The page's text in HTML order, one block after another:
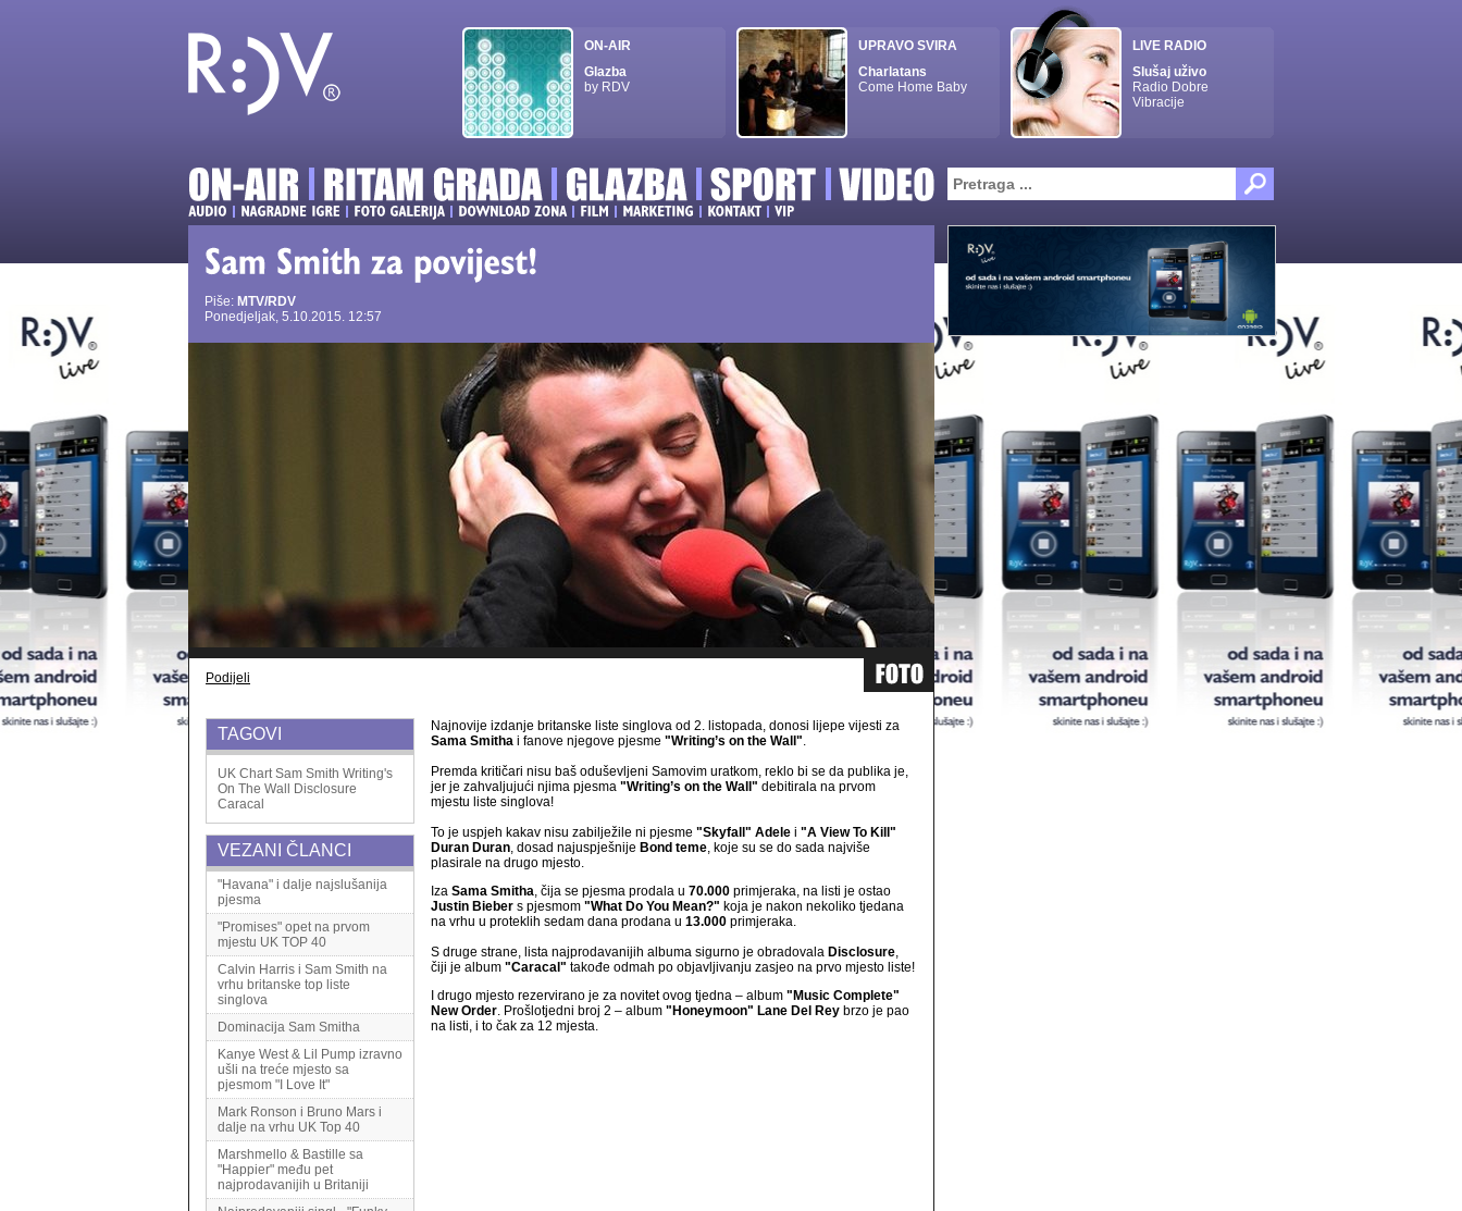
ON-AIR
Glazba
by RDV
UPRAVO SVIRA
Charlatans
Come Home Baby
LIVE RADIO
Slušaj uživo
Radio Dobre
Vibracije
Piše: MTV/RDV
Ponedjeljak, 5.10.2015. 12:57
Podijeli
TAGOVI
UK Chart Sam Smith Writing's
On The Wall
Disclosure
Caracal
VEZANI ČLANCI
"Havana" i dalje najslušanija
pjesma
"Promises" opet na prvom
mjestu UK TOP 40
Calvin Harris i Sam Smith na
vrhu britanske top liste
singlova
Dominacija Sam Smitha
Kanye West & Lil Pump izravno
ušli na treće mjesto sa
pjesmom "I Love It"
Mark Ronson i Bruno Mars i
dalje na vrhu UK Top 40
Marshmello & Bastille sa
"Happier" među pet
najprodavanijih u Britaniji
Najnovije izdanje britanske liste singlova od 2. listopada, donosi lijepe vijesti za
Sama Smitha i fanove njegove pjesme "Writing’s on the Wall".
Premda kritičari nisu baš oduševljeni Samovim uratkom, reklo bi se da publika je,
jer je zahvaljujući njima pjesma "Writing’s on the Wall" debitirala na prvom
mjestu liste singlova!
To je uspjeh kakav nisu zabilježile ni pjesme "Skyfall" Adele i "A View To Kill"
Duran Duran, dosad najuspješnije Bond teme, koje su se do sada najviše
plasirale na drugo mjesto.
Iza Sama Smitha, čija se pjesma prodala u 70.000 primjeraka, na listi je ostao
Justin Bieber s pjesmom "What Do You Mean?" koja je nakon nekoliko tjedana
na vrhu u proteklih sedam dana prodana u 13.000 primjeraka.
S druge strane, lista najprodavanijih albuma sigurno je obradovala Disclosure,
čiji je album "Caracal" takođe odmah po objavljivanju zasjeo na prvo mjesto liste!
I drugo mjesto rezervirano je za novitet ovog tjedna – album "Music Complete"
New Order. Prošlotjedni broj 2 – album "Honeymoon" Lane Del Rey brzo je pao
na listi, i to čak za 12 mjesta.